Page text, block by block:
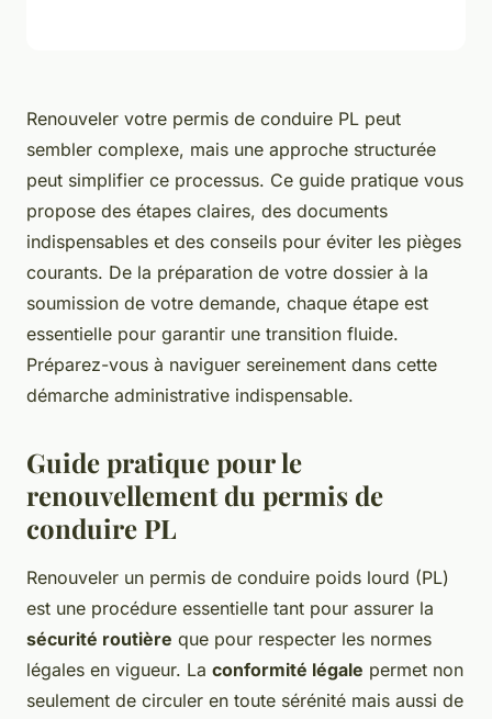
Renouveler votre permis de conduire PL peut
sembler complexe, mais une approche structurée
peut simplifier ce processus. Ce guide pratique vous
propose des étapes claires, des documents
indispensables et des conseils pour éviter les pièges
courants. De la préparation de votre dossier à la
soumission de votre demande, chaque étape est
essentielle pour garantir une transition fluide.
Préparez-vous à naviguer sereinement dans cette
démarche administrative indispensable.
Guide pratique pour le
renouvellement du permis de
conduire PL
Renouveler un permis de conduire poids lourd (PL)
est une procédure essentielle tant pour assurer la
sécurité routière que pour respecter les normes
légales en vigueur. La conformité légale permet non
seulement de circuler en toute sérénité mais aussi de